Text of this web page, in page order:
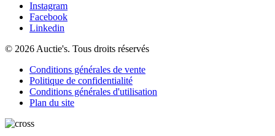
Instagram
Facebook
Linkedin
© 2026 Auctie's. Tous droits réservés
Conditions générales de vente
Politique de confidentialité
Conditions générales d'utilisation
Plan du site